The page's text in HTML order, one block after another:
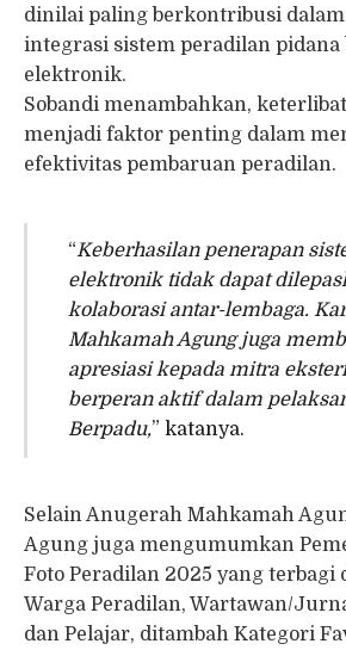
dinilai paling berkontribusi
integrasi sistem peradilan pidana
elektronik.
Sobandi menambahkan,
menjadi faktor penting dalam
efektivitas pembaruan peradilan.
“Keberhasilan penerapan
elektronik tidak dapat
kolaborasi antar-lembaga.
Mahkamah Agung juga
apresiasi kepada mitra
berperan aktif dalam
Berpadu,” katanya.
Selain Anugerah Mahkamah
Agung juga mengumumkan
Foto Peradilan 2025 yang terbagi
Warga Peradilan, Wartawan/
dan Pelajar, ditambah Kategori